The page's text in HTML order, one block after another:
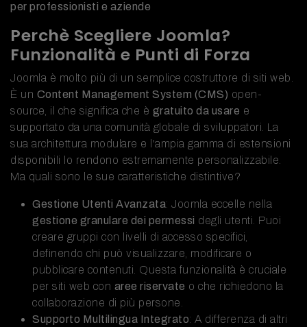
per professionisti e aziende
Perchè Scegliere Joomla?
Funzionalità e Punti di Forza
Joomla è molto più di un semplice costruttore di siti web.
È un Content Management System (CMS) open-
source, il che significa che è gratuito da usare e
supportato da una comunità globale di sviluppatori. La
sua architettura modulare e l'ampia gamma di estensioni
disponibili lo rendono estremamente personalizzabile.
Ma quali sono le sue caratteristiche distintive?
Gestione Utenti Avanzata: Joomla eccelle nella
gestione granulare dei permessi degli utenti. Puoi
creare gruppi con livelli di accesso specifici,
definendo chi può visualizzare, modificare o
pubblicare contenuti. Questa funzionalità è cruciale
per siti web con aree riservate o che richiedono la
collaborazione di più persone.
Supporto Multilingua Integrato: A differenza di altri